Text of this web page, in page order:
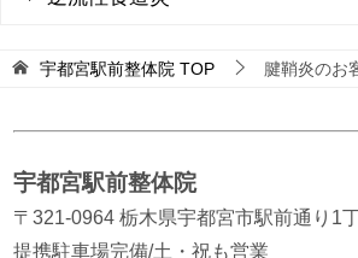
宇都宮駅前整体院 TOP 腱鞘炎のお
宇都宮駅前整体院
〒321-0964 栃木県宇都宮市駅前通り1
提携駐車場完備/土・祝も営業